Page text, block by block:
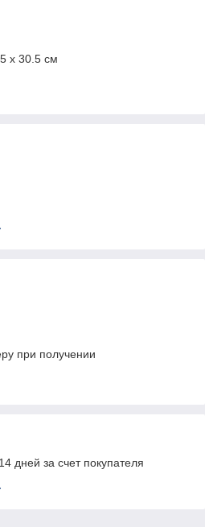
х 30.5 см
при получении
дней за счет покупателя